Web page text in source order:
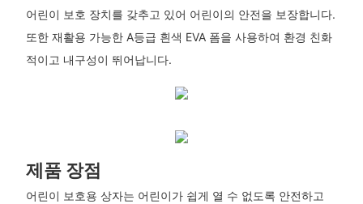
어린이 보호 장치를 갖추고 있어 어린이의 안전을 보장합니다.
또한 재활용 가능한 A등급 흰색 EVA 폼을 사용하여 환경 친화
적이고 내구성이 뛰어납니다.
제품 장점
어린이 보호용 상자는 어린이가 쉽게 열 수 없도록 안전하고